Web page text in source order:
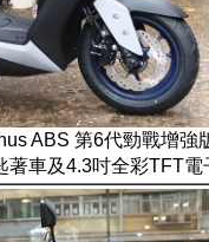
ABS 第6代勁戰增強
著車及4.3吋全彩TFT電